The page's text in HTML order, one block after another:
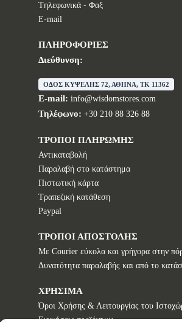
Tηλεφωνικά - Φαξ
E-mail
ΠΛΗΡΟΦΟΡΙΕΣ
Διεύθυνση:
ΟΔΟΣ ΚΥΨΕΛΗΣ 72, ΑΘΗΝΑ, TK 11362
E-mail: info@wisdomstores.com
Τηλέφωνο: +30 210 88 326 88
ΤΡΟΠΟΙ ΠΛΗΡΩΜΗΣ
Αντικαταβολή
Παραλαβή στο κατάστημα
Πιστωτική κάρτα
Τραπεζική κατάθεση
Paypal
ΤΡΟΠΟΙ ΑΠΟΣΤΟΛΗΣ
Με Courier εύκολα και γρήγορα στην
Δυνατότητα παραλαβής και από το
ΧΡΗΣΙΜΑ
Όροι Χρήσης & Λειτουργίας του
Εγγυήσεις προϊόντων